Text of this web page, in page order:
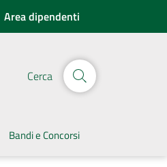
Area dipendenti
Cerca
Bandi e Concorsi